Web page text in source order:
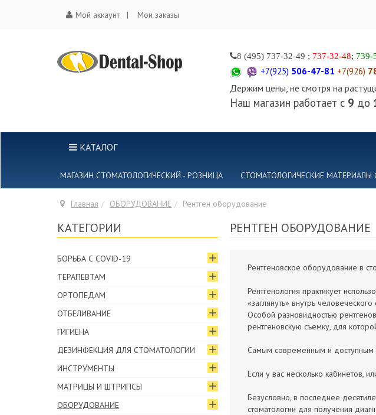
Мой аккаунт Мои заказы
8 (495) 737-32-49 ; 737-32-48; 739-
+7(925) 506-47-81 +7(926)
Держим цены, не смотря на
Наш магазин работает с 9 до
КАТАЛОГ
МАГАЗИН СТОМАТОЛОГИЧЕСКИЙ - РОЗНИЦА СТОМАТОЛОГИЧЕСКИЕ
Главная ОБОРУДОВАНИЕ Рентген оборудование
РЕНТГЕН ОБОРУДОВАНИЕ
Рентгеновское оборудование в
Рентгенология практикует
«заглянуть» внутрь
Особой разновидностью
рентгеновскую съемку, для
Самым современным и доступным
Если у вас несколько кабинетов,
Безусловно, в последнее
стоматологии для получения
КАТЕГОРИИ
БОРЬБА С COVID-19
ТЕРАПЕВТАМ
ОРТОПЕДАМ
ОТБЕЛИВАНИЕ
ГИГИЕНА
ДЕЗИНФЕКЦИЯ ДЛЯ СТОМАТОЛОГИИ
ИНСТРУМЕНТЫ
МАТРИЦЫ И ШТРИПСЫ
ОБОРУДОВАНИЕ